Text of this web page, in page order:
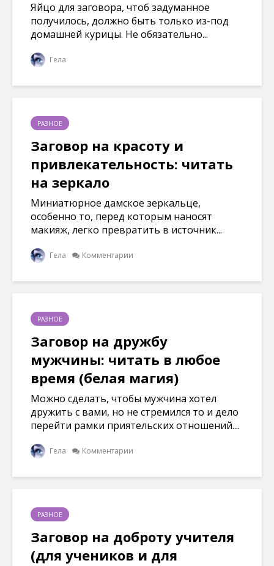
Яйцо для заговора, чтоб задуманное
получилось, должно быть только из-под
домашней курицы. Не обязательно...
Гела
РАЗНОЕ
Заговор на красоту и
привлекательность: читать
на зеркало
Миниатюрное дамское зеркальце,
особенно то, перед которым наносят
макияж, легко превратить в источник...
Гела Комментарии
РАЗНОЕ
Заговор на дружбу
мужчины: читать в любое
время (белая магия)
Можно сделать, чтобы мужчина хотел
дружить с вами, но не стремился то и дело
перейти рамки приятельских отношений....
Гела Комментарии
РАЗНОЕ
Заговор на доброту учителя
(для учеников и для